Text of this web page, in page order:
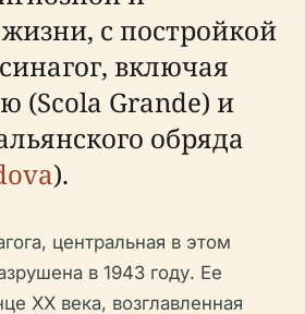
с постройкой
включая
(Scola Grande) и
обряда
).
центральная в этом
в 1943 году. Ее
XX века, возглавленная